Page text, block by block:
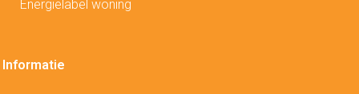
Energielabel woning
Informatie